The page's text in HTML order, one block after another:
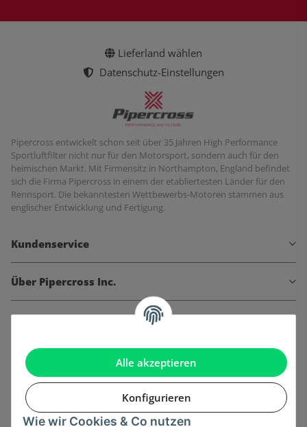
Alle akzeptieren
Konfigurieren
Wie wir Cookies & Co nutzen
Lieferland wählen
Datenschutz-Einstellungen
Pipercross entwickelt schon seit über 35 Jahren High Performance
Sportluftfilter nicht nur für den Motorsport, sondern auch für den
heimischen Markt. Mit Firmensitz in Northampton, England befindet
sich die Firma Pipercross in einem der etabliertesten Länder für den
Rennsport. Die bekanntesten Wettbewerbs-Motoren stammen aus
englischer Entwicklung und Fertigung.
Kundenservice
Über Pipercross Inc.
Informationen
Gesetzliche Informationen